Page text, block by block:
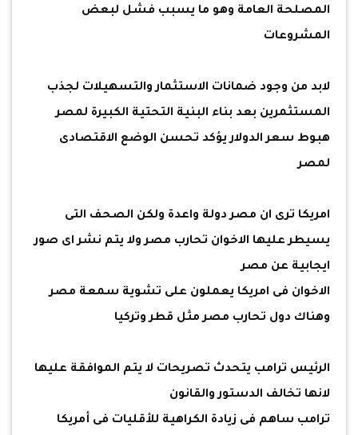
المصلحة العامة وهو ما يسبب فشل لبعض
المشروعات
لابد من وجود ضمانات الاستثمار والتسهيلات لجذب
المستثمرين بعد بناء البنية التحتية الكبيرة لمصر
هبوط سعر الدولار يؤكد تحسن الوضع الاقتصادى
لمصر
امريكا ترى ان مصر دولة واعدة ولكن الصحف التى
يسيطر عليها الاخوان تحارب مصر ولا يتم نشر اى صور
ايجابية عن مصر
الاخوان فى امريكا يعملون على تشوية سمعة مصر
وهناك دول تحارب مصر مثل قطر وتركيا
الرئيس ترامب يتحدث تصريحات لا يتم الموافقة عليها
لانها تخالف الدستور والقانون
ترامب ساهم فى زيادة الكراهية للأقليات فى أمريكا